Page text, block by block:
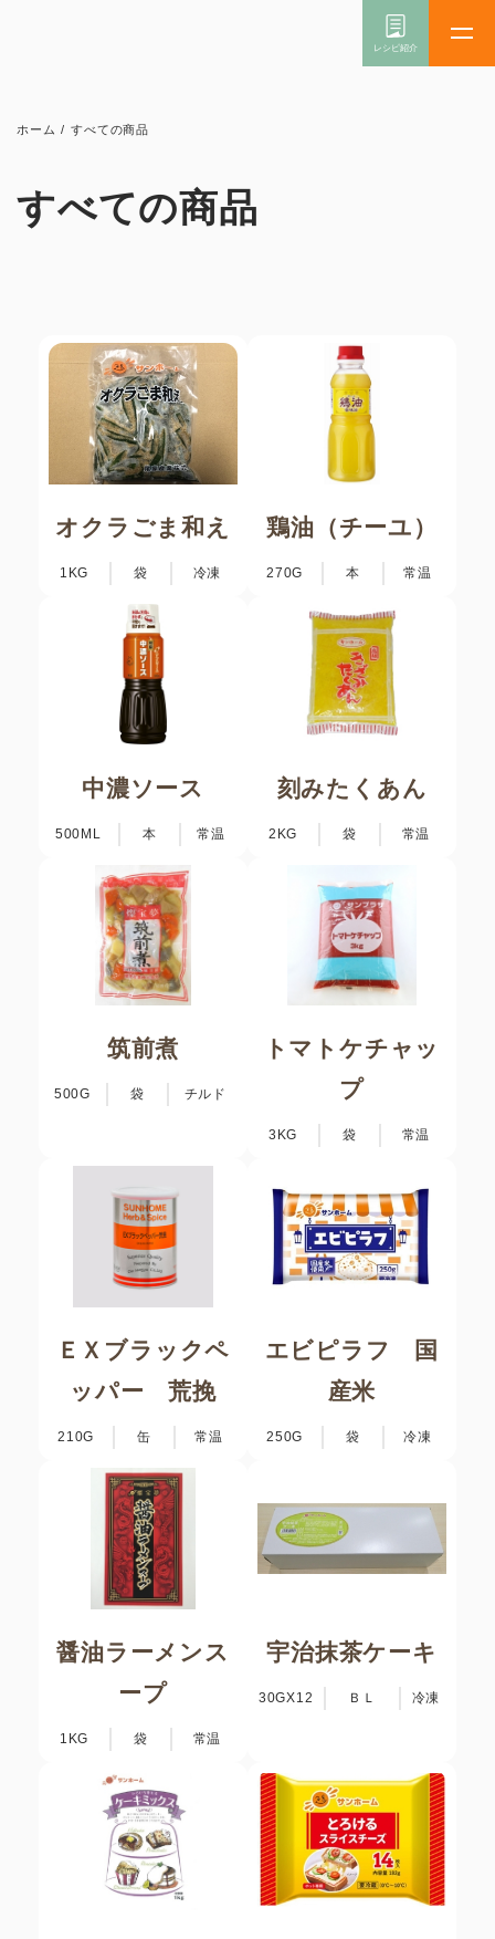
ホーム / すべての商品
すべての商品
オクラごま和え
1KG 袋 冷凍
鶏油（チーユ）
270G 本 常温
中濃ソース
500ML 本 常温
刻みたくあん
2KG 袋 常温
筑前煮
500G 袋 チルド
トマトケチャッ
プ
3KG 袋 常温
ＥＸブラックペ
ッパー 荒挽
210G 缶 常温
エビピラフ 国
産米
250G 袋 冷凍
醤油ラーメンス
ープ
1KG 袋 常温
宇治抹茶ケーキ
30GX12 ＢＬ 冷凍